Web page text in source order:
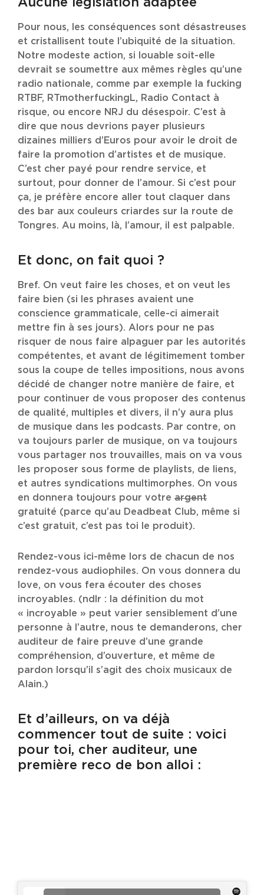
Pour nous, les conséquences sont désastreuses
et cristallisent toute l’ubiquité de la situation.
Notre modeste action, si louable soit-elle
devrait se soumettre aux mêmes règles qu’une
radio nationale, comme par exemple la fucking
RTBF, RTmotherfuckingL, Radio Contact à
risque, ou encore NRJ du désespoir. C’est à
dire que nous devrions payer plusieurs
dizaines milliers d’Euros pour avoir le droit de
faire la promotion d’artistes et de musique.
C’est cher payé pour rendre service, et
surtout, pour donner de l’amour. Si c’est pour
ça, je préfère encore aller tout claquer dans
des bar aux couleurs criardes sur la route de
Tongres. Au moins, là, l’amour, il est palpable.
Et donc, on fait quoi ?
Bref. On veut faire les choses, et on veut les
faire bien (si les phrases avaient une
conscience grammaticale, celle-ci aimerait
mettre fin à ses jours). Alors pour ne pas
risquer de nous faire alpaguer par les autorités
compétentes, et avant de légitimement tomber
sous la coupe de telles impositions, nous avons
décidé de changer notre manière de faire, et
pour continuer de vous proposer des contenus
de qualité, multiples et divers, il n’y aura plus
de musique dans les podcasts. Par contre, on
va toujours parler de musique, on va toujours
vous partager nos trouvailles, mais on va vous
les proposer sous forme de playlists, de liens,
et autres syndications multimorphes. On vous
en donnera toujours pour votre argent
gratuité (parce qu’au Deadbeat Club, même si
c’est gratuit, c’est pas toi le produit).
Rendez-vous ici-même lors de chacun de nos
rendez-vous audiophiles. On vous donnera du
love, on vous fera écouter des choses
incroyables. (ndlr : la définition du mot
« incroyable » peut varier sensiblement d’une
personne à l’autre, nous te demanderons, cher
auditeur de faire preuve d’une grande
compréhension, d’ouverture, et même de
pardon lorsqu’il s’agit des choix musicaux de
Alain.)
Et d’ailleurs, on va déjà
commencer tout de suite : voici
pour toi, cher auditeur, une
première reco de bon alloi :